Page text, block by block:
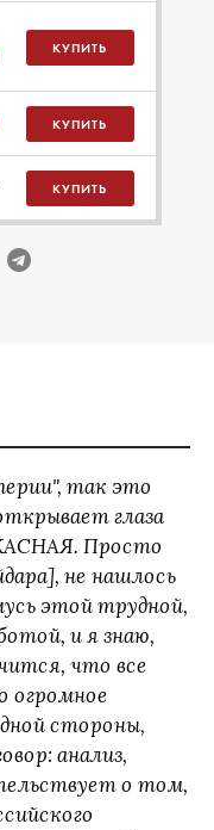
КУПИТЬ
КУПИТЬ
КУПИТЬ
так это
глаза
Просто
не нашлось
этой трудной,
и я знаю,
что все
огромное
стороны,
анализ,
о том,